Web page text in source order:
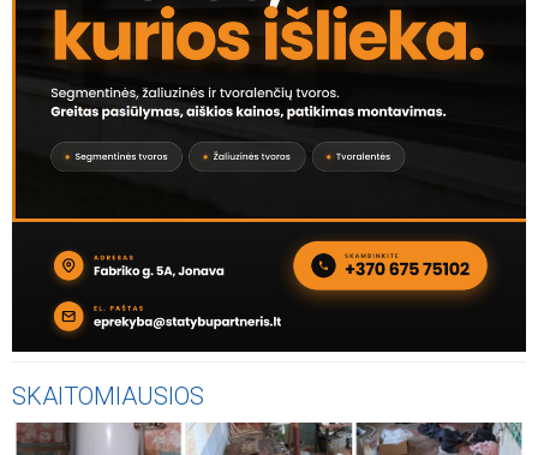
SKAITOMIAUSIOS